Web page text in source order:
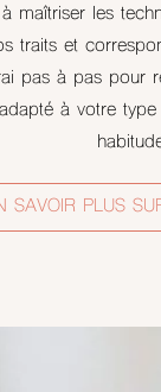
maîtriser les
traits et
pas à pas pour
à votre
SAVOIR PLUS